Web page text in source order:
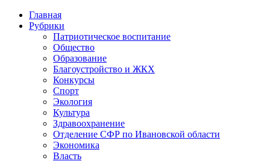
Промотать
содержимому
Главная
Рубрики
Патриотическое воспитание
Общество
Образование
Благоустройство и ЖКХ
Конкурсы
Спорт
Экология
Культура
Здравоохранение
Отделение СФР по Ивановской области
Экономика
Власть